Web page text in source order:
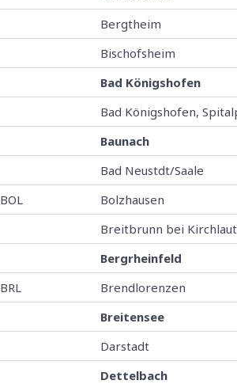
Bergtheim
Bischofsheim
Bad Königshofen
Bad Königshofen,
Baunach
Bad Neustdt/Saale
BOL
Bolzhausen
Breitbrunn bei
Bergrheinfeld
BRL
Brendlorenzen
Breitensee
Darstadt
Dettelbach